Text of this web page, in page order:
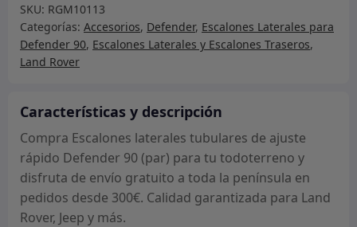
de
ajuste
rápido
Defender
(par)
cantidad
SKU: RGM10113
Categorías: Accesorios, Defender, Escalones Laterales para
Defender 90, Escalones Laterales y Escalones Traseros,
Land Rover
Características y descripción
Compra Escalones laterales tubulares de ajuste
rápido Defender 90 (par) para tu todoterreno y
disfruta de envío gratuito a toda la península en
pedidos desde 300€. Calidad garantizada para Land
Rover, Jeep y más.